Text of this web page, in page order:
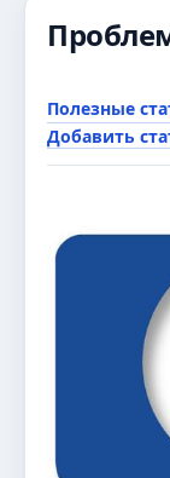
Полезные
Добавить